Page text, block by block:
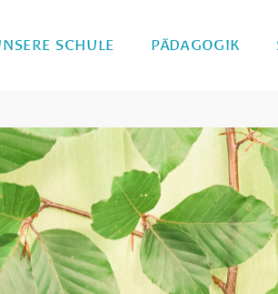
SCHULE PÄDAGOGIK